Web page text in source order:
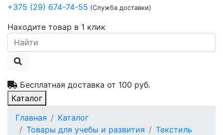
+375 (29) 674-74-55 (Служба доставки)
Находите товар в 1 клик
Бесплатная доставка от 100 руб.
Каталог
Главная
Каталог
Товары для учебы и развития
Текстиль